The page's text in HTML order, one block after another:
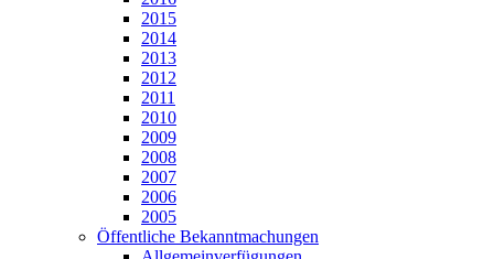
2015
2014
2013
2012
2011
2010
2009
2008
2007
2006
2005
Öffentliche Bekanntmachungen